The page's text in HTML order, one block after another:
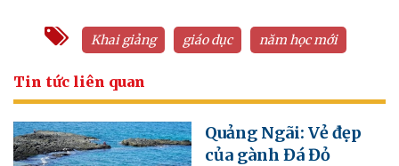
Khai giảng giáo dục năm học mới
Tin tức liên quan
Quảng Ngãi: Vẻ đẹp
của gành Đá Đỏ